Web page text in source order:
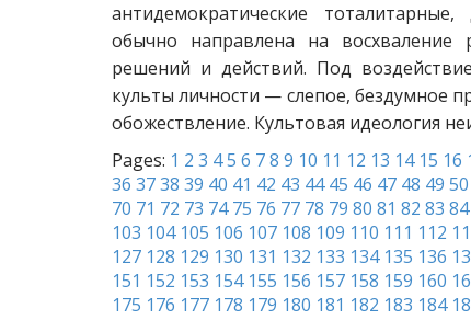
антидемократические
обычно направлена на
решений и действий. Под
культы личности — слепое, бездумное
обожествление. Культовая идеология
Pages: 1 2 3 45 6 78 9 10 11 12 13 14 15 16
36 3738 39 40 41 42 43 44 45 46 47 48 49 50
70 71 72 73 74 75 76 77 78 79 80 81 82 83 84
103 104 105 106 107 108 109 110 111 112
127 128 129 130 131 132 133 134 135 136
151 152 153 154 155 156 157 158 159 160
175 176 177 178 179 180 181 182 183 184